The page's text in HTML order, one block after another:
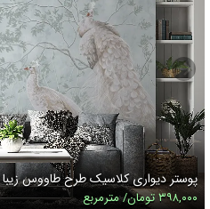
پوستر دیواری کلاسیک طرح طاووس زیبا
۳۹۸,۰۰۰ تومان/ مترمربع